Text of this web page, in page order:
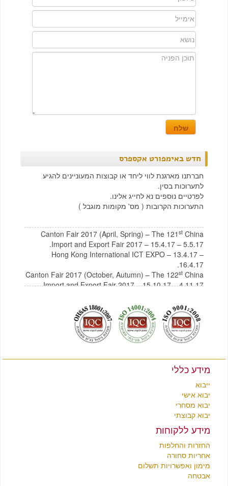
חדש באימפורט אקספרס
חברתנו מארגנת לווי ליחד או קבוצות המעוניינים להגיע
לתערוכות בסין.
לפרטיים נוספים נא לחייג אלינו.
התערוכות הקרובות ( מס' מקומות מוגבל )
Canton Fair 2017 (April, Spring) – The 121 stChina
Import and Export Fair 2017 – 15.4.17 – 5.5.17.
Hong Kong International ICT EXPO – 13.4.17 –
16.4.17.
Canton Fair 2017 (October, Autumn) – The 122 stChina
Import and Export Fair 2017 – 15.10.17 – 4.11.17
לצפייה בקטלוג רהיטים מסיןלחץ כאן
מידע כללי
ייבוא
יבוא אישי
יבוא מסחרי
יבוא קבוצתי
מידע ללקוחות
החזרות והחלפות
אחריות סחורה
מימון ואפשרויות תשלום
אבטחה